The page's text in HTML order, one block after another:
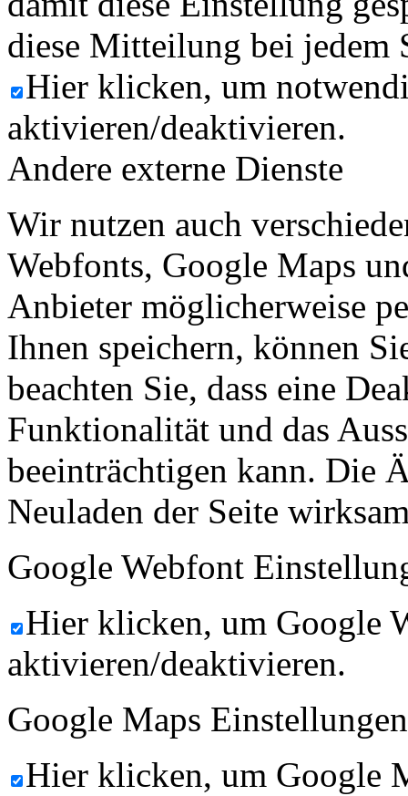
diese Mitteilung bei jedem
Hier klicken, um
aktivieren/deaktivieren.
Andere externe Dienste
Wir nutzen auch
Webfonts, Google Maps
Anbieter möglicherweise
Ihnen speichern, können
beachten Sie, dass eine
Funktionalität und das
beeinträchtigen kann. Die
Neuladen der Seite
Google Webfont
Hier klicken, um Google
aktivieren/deaktivieren.
Google Maps
Hier klicken, um Google